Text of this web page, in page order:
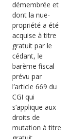
démembrée et
dont la nue-
propriété a été
acquise à titre
gratuit par le
cédant, le
barème fiscal
prévu par
l’article 669 du
CGI qui
s’applique aux
droits de
mutation à titre